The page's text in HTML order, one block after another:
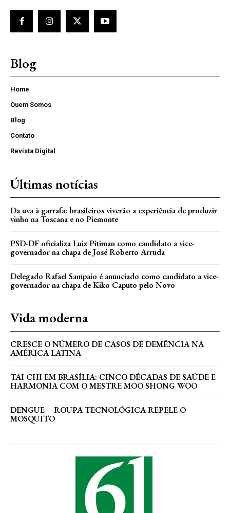
Blog
Home
Quem Somos
Blog
Contato
Revista Digital
Últimas notícias
Da uva à garrafa: brasileiros viverão a experiência de produzir
vinho na Toscana e no Piemonte
PSD-DF oficializa Luiz Pitiman como candidato a vice-
governador na chapa de José Roberto Arruda
Delegado Rafael Sampaio é anunciado como candidato a vice-
governador na chapa de Kiko Caputo pelo Novo
Vida moderna
CRESCE O NÚMERO DE CASOS DE DEMÊNCIA NA
AMÉRICA LATINA
TAI CHI EM BRASÍLIA: CINCO DÉCADAS DE SAÚDE E
HARMONIA COM O MESTRE MOO SHONG WOO
DENGUE – ROUPA TECNOLÓGICA REPELE O
MOSQUITO